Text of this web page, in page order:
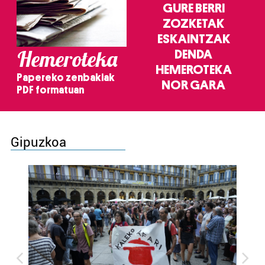
Hemeroteka
Papereko zenbakiak
PDF formatuan
GURE BERRI
ZOZKETAK
ESKAINTZAK
DENDA
HEMEROTEKA
NOR GARA
Gipuzkoa